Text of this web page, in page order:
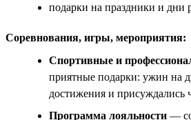
подарки на праздники и дни
Соревнования, игры, мероприятия:
Спортивные и
приятные подарки: ужин на
достижения и присуждались
Программа лояльности —